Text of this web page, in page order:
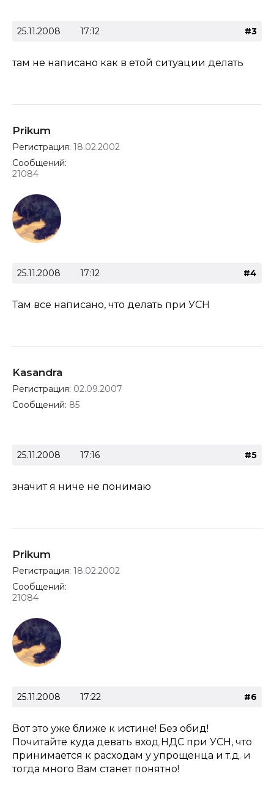
25.11.2008 17:12 #3
там не написано как в етой ситуации делать
Prikum
Регистрация: 18.02.2002
Сообщений:
21084
25.11.2008 17:12 #4
Там все написано, что делать при УСН
Kasandra
Регистрация: 02.09.2007
Сообщений: 85
25.11.2008 17:16 #5
значит я ниче не понимаю
Prikum
Регистрация: 18.02.2002
Сообщений:
21084
25.11.2008 17:22 #6
Вот это уже ближе к истине! Без обид!
Почитайте куда девать вход.НДС при УСН, что
принимается к расходам у упрощенца и т.д. и
тогда много Вам станет понятно!